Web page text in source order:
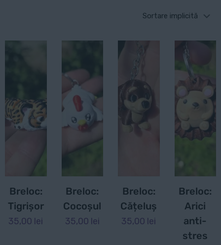
Breloc:
Tigrișor
35,00 lei
Breloc:
Cocoșul
35,00 lei
Breloc:
Cățeluș
35,00 lei
Breloc:
Arici
anti-
stres